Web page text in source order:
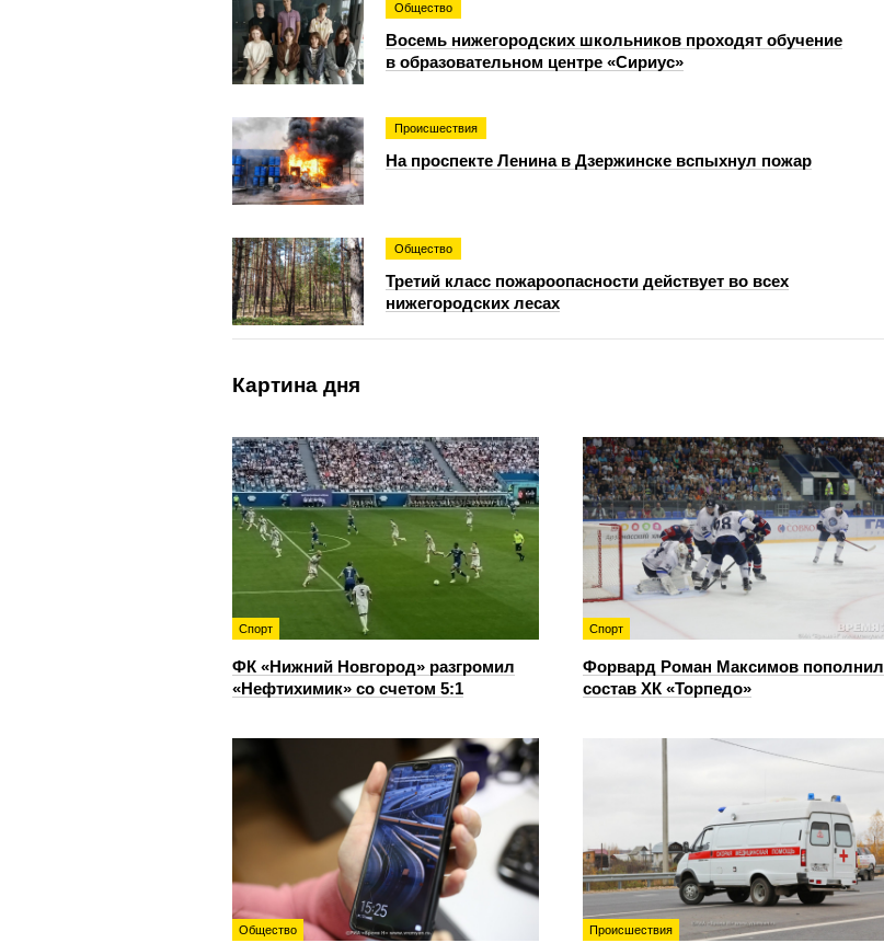
Общество
Восемь нижегородских школьников проходят обучение
в образовательном центре «Сириус»
Происшествия
На проспекте Ленина в Дзержинске вспыхнул пожар
Общество
Третий класс пожароопасности действует во всех
нижегородских лесах
Картина дня
Спорт
ФК «Нижний Новгород» разгромил
«Нефтихимик» со счетом 5:1
Спорт
Форвард Роман Максимов пополнил
состав ХК «Торпедо»
Общество Происшествия